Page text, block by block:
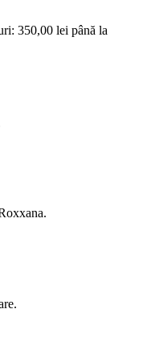
350,00 lei până la